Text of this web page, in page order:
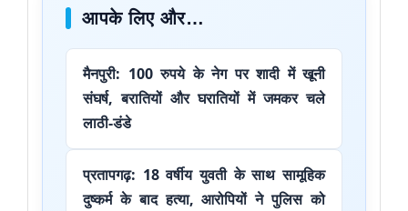
आपके लिए और…
मैनपुरी: 100 रुपये के नेग पर शादी में खूनी
संघर्ष, बरातियों और घरातियों में जमकर चले
लाठी-डंडे
प्रतापगढ़: 18 वर्षीय युवती के साथ सामूहिक
दुष्कर्म के बाद हत्या, आरोपियों ने पुलिस को